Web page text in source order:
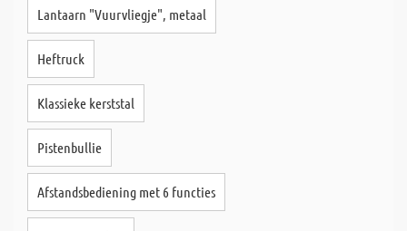
Lantaarn "Vuurvliegje", metaal
Heftruck
Klassieke kerststal
Pistenbullie
Afstandsbediening met 6 functies